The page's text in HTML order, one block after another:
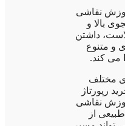
نقاشی
بالا و
داشتن
و متنوع
می کند.
مختلف
رپورتاژ
نقاشی
از